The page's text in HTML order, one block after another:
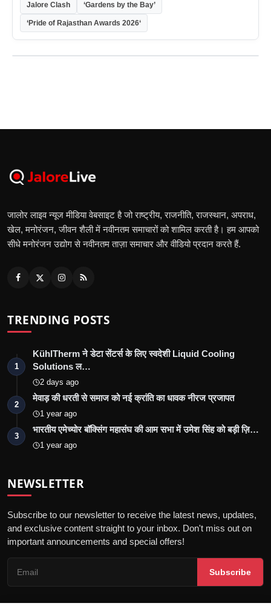
Jalore Clash ‘Gardens by the Bay’
‘Pride of Rajasthan Awards 2026‘
जालोर लाइव न्यूज मीडिया वेबसाइट है जो राष्ट्रीय, राजनीति, राजस्थान, अपराध,
खेल, मनोरंजन, जीवन शैली में नवीनतम समाचारों को शामिल करती है। हम आपको
सीधे मनोरंजन उद्योग से नवीनतम ताज़ा समाचार और वीडियो प्रदान करते हैं.
TRENDING POSTS
1
KühlTherm ने डेटा सेंटर्स के लिए स्वदेशी Liquid Cooling
Solutions ल…
2 days ago
2
मेवाड़ की धरती से समाज को नई क्रांति का धावक नीरज प्रजापत
1 year ago
3
भारतीय एमेच्योर बॉक्सिंग महासंघ की आम सभा में उमेश सिंह को बड़ी ज़ि…
1 year ago
NEWSLETTER
Subscribe to our newsletter to receive the latest news, updates,
and exclusive content straight to your inbox. Don't miss out on
important announcements and special offers!
Subscribe